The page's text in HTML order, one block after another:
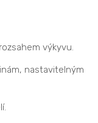
výkyvu.
nastavitelným